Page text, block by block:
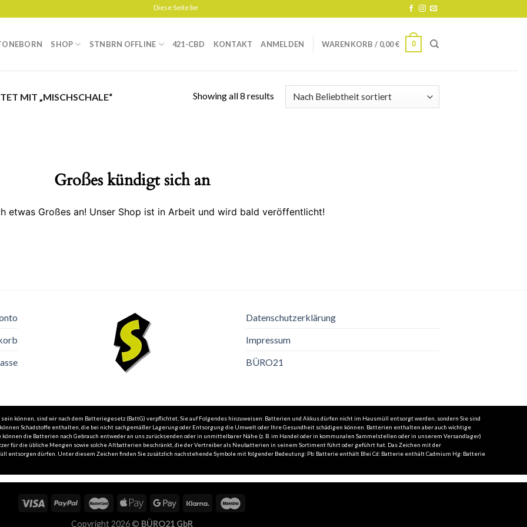
Diese Seite befindet sich gerade im Aufbau
SHOP STNBRN OFFLINE 421-CBD KONTAKT ANMELDEN WARENKORB / 0,00€ 0
MIT „MISCHSCHALE“ Showing all 8 results
Großes kündigt sich an
etwas Großes an! Unser Shop ist in Arbeit und wird bald veröffentlicht!
Datenschutzerklärung
Impressum
BÜRO21
können, sind wir nach dem Batteriegesetz (BattG) verpflichtet, Sie auf Folgendes hinzuweisen: Batterien und Akkus dürfen nicht im Hausmüll entsorgt werden, sondern Sie sind
Schadstoffe enthalten, die bei nicht sachgemäßer Lagerung oder Entsorgung die Umwelt oder Ihre Gesundheit schädigen können. Batterien enthalten aber auch wichtige
die Batterien nach Gebrauch entweder an uns zurücksenden oder in unmittelbarer Nähe (z. B. im Handel oder in kommunalen Sammelstellen oder in unserem Versandlager)
für die übliche Mengen sowie solche Altbatterien beschränkt, die der Vertreiber als Neubatterien in seinem Sortiment führt oder geführt hat. Das Zeichen mit der
entsorgen dürfen. Unter diesem Zeichen finden Sie zusätzlich nachstehende Symbole mit folgender Bedeutung: Pb: Batterie enthält Blei Cd: Batterie enthält Cadmium Hg: Batterie
Copyright 2026 © BÜRO21 GbR